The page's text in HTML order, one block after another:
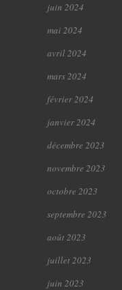
juin 2024
mai 2024
avril 2024
mars 2024
février 2024
janvier 2024
décembre 2023
novembre 2023
octobre 2023
septembre 2023
août 2023
juillet 2023
juin 2023